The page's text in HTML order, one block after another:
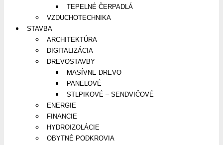
TEPELNÉ ČERPADLÁ
VZDUCHOTECHNIKA
STAVBA
ARCHITEKTÚRA
DIGITALIZÁCIA
DREVOSTAVBY
MASÍVNE DREVO
PANELOVÉ
STLPIKOVÉ – SENDVIČOVÉ
ENERGIE
FINANCIE
HYDROIZOLÁCIE
OBYTNÉ PODKROVIA